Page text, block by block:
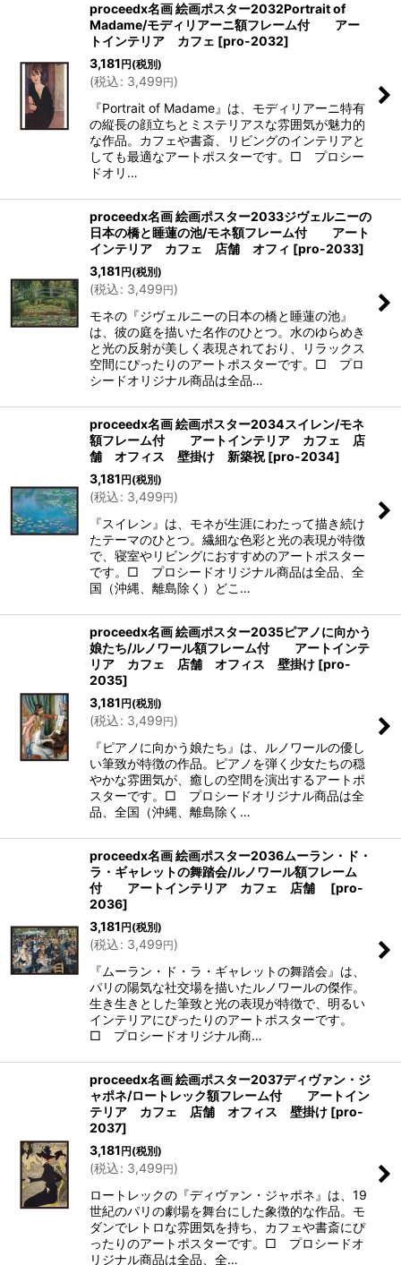
proceedx名画 絵画ポスター2032Portrait of
Madame/モディリアーニ額フレーム付 アー
トインテリア カフェ [pro-2032]
3,181円(税別)
(税込: 3,499円)
『Portrait of Madame』は、モディリアーニ特有
の縦長の顔立ちとミステリアスな雰囲気が魅力的
な作品。カフェや書斎、リビングのインテリアと
しても最適なアートポスターです。□ プロシー
ドオリ…
proceedx名画 絵画ポスター2033ジヴェルニーの
日本の橋と睡蓮の池/モネ額フレーム付 アート
インテリア カフェ 店舗 オフィ [pro-2033]
3,181円(税別)
(税込: 3,499円)
モネの『ジヴェルニーの日本の橋と睡蓮の池』
は、彼の庭を描いた名作のひとつ。水のゆらめき
と光の反射が美しく表現されており、リラックス
空間にぴったりのアートポスターです。□ プロ
シードオリジナル商品は全品…
proceedx名画 絵画ポスター2034スイレン/モネ
額フレーム付 アートインテリア カフェ 店
舗 オフィス 壁掛け 新築祝 [pro-2034]
3,181円(税別)
(税込: 3,499円)
『スイレン』は、モネが生涯にわたって描き続け
たテーマのひとつ。繊細な色彩と光の表現が特徴
で、寝室やリビングにおすすめのアートポスター
です。□ プロシードオリジナル商品は全品、全
国（沖縄、離島除く）どこ…
proceedx名画 絵画ポスター2035ピアノに向かう
娘たち/ルノワール額フレーム付 アートインテ
リア カフェ 店舗 オフィス 壁掛け [pro-
2035]
3,181円(税別)
(税込: 3,499円)
『ピアノに向かう娘たち』は、ルノワールの優し
い筆致が特徴の作品。ピアノを弾く少女たちの穏
やかな雰囲気が、癒しの空間を演出するアートポ
スターです。□ プロシードオリジナル商品は全
品、全国（沖縄、離島除く…
proceedx名画 絵画ポスター2036ムーラン・ド・
ラ・ギャレットの舞踏会/ルノワール額フレーム
付 アートインテリア カフェ 店舗
[pro-
2036]
3,181円(税別)
(税込: 3,499円)
『ムーラン・ド・ラ・ギャレットの舞踏会』は、
パリの陽気な社交場を描いたルノワールの傑作。
生き生きとした筆致と光の表現が特徴で、明るい
インテリアにぴったりのアートポスターです。
□ プロシードオリジナル商…
proceedx名画 絵画ポスター2037ディヴァン・ジ
ャポネ/ロートレック額フレーム付 アートイン
テリア カフェ 店舗 オフィス 壁掛け [pro-
2037]
3,181円(税別)
(税込: 3,499円)
ロートレックの『ディヴァン・ジャポネ』は、19
世紀のパリの劇場を舞台にした象徴的な作品。モ
ダンでレトロな雰囲気を持ち、カフェや書斎にぴ
ったりのアートポスターです。□ プロシードオ
リジナル商品は全品、全…